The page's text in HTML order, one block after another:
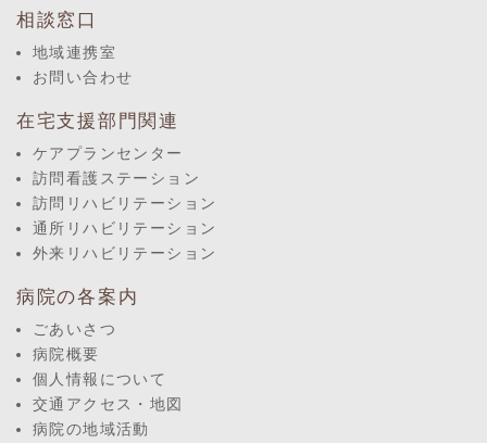
相談窓口
地域連携室
お問い合わせ
在宅支援部門関連
ケアプランセンター
訪問看護ステーション
訪問リハビリテーション
通所リハビリテーション
外来リハビリテーション
病院の各案内
ごあいさつ
病院概要
個人情報について
交通アクセス・地図
病院の地域活動